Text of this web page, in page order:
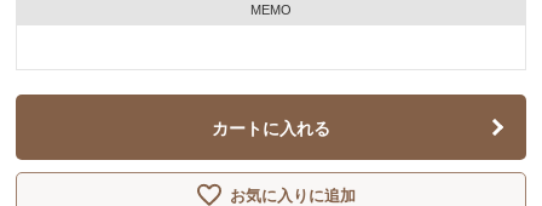
MEMO
カートに入れる
お気に入りに追加